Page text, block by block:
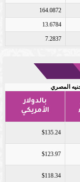
164.0872
13.6784
7.2837
المصري
بالدولار
الأمريكي
$135.24
$123.97
$118.34